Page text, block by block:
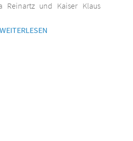
Reinartz und Kaiser Klaus
WEITERLESEN